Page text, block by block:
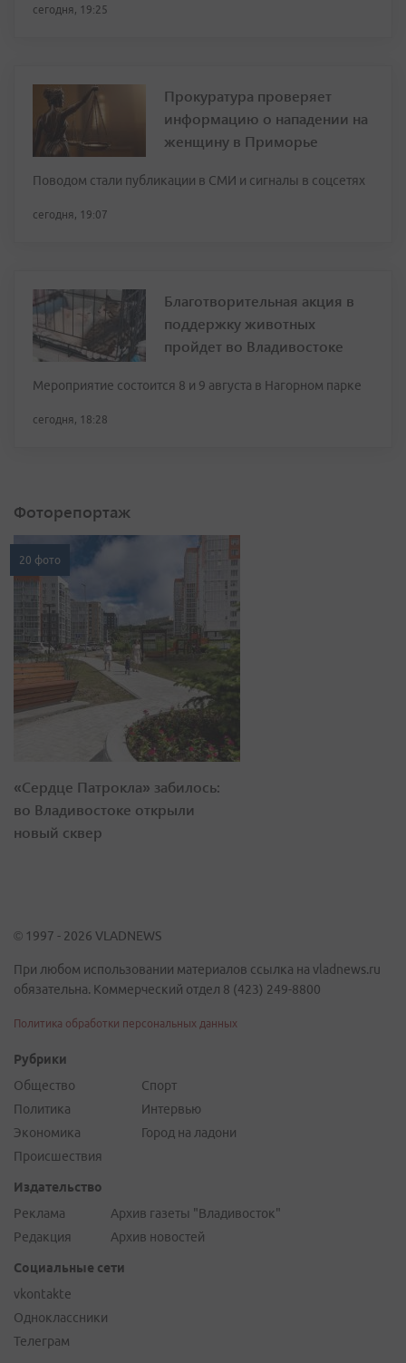
сегодня, 19:25
Прокуратура проверяет
информацию о нападении на
женщину в Приморье
Поводом стали публикации в СМИ и сигналы в соцсетях
сегодня, 19:07
Благотворительная акция в
поддержку животных
пройдет во Владивостоке
Мероприятие состоится 8 и 9 августа в Нагорном парке
сегодня, 18:28
Фоторепортаж
20 фото
«Сердце Патрокла» забилось:
во Владивостоке открыли
новый сквер
© 1997 - 2026 VLADNEWS
При любом использовании материалов ссылка на vladnews.ru
обязательна. Коммерческий отдел 8 (423) 249-8800
Политика обработки персональных данных
Рубрики
Общество
Политика
Экономика
Происшествия
Спорт
Интервью
Город на ладони
Издательство
Реклама
Редакция
Архив газеты "Владивосток"
Архив новостей
Социальные сети
vkontakte
Одноклассники
Телеграм